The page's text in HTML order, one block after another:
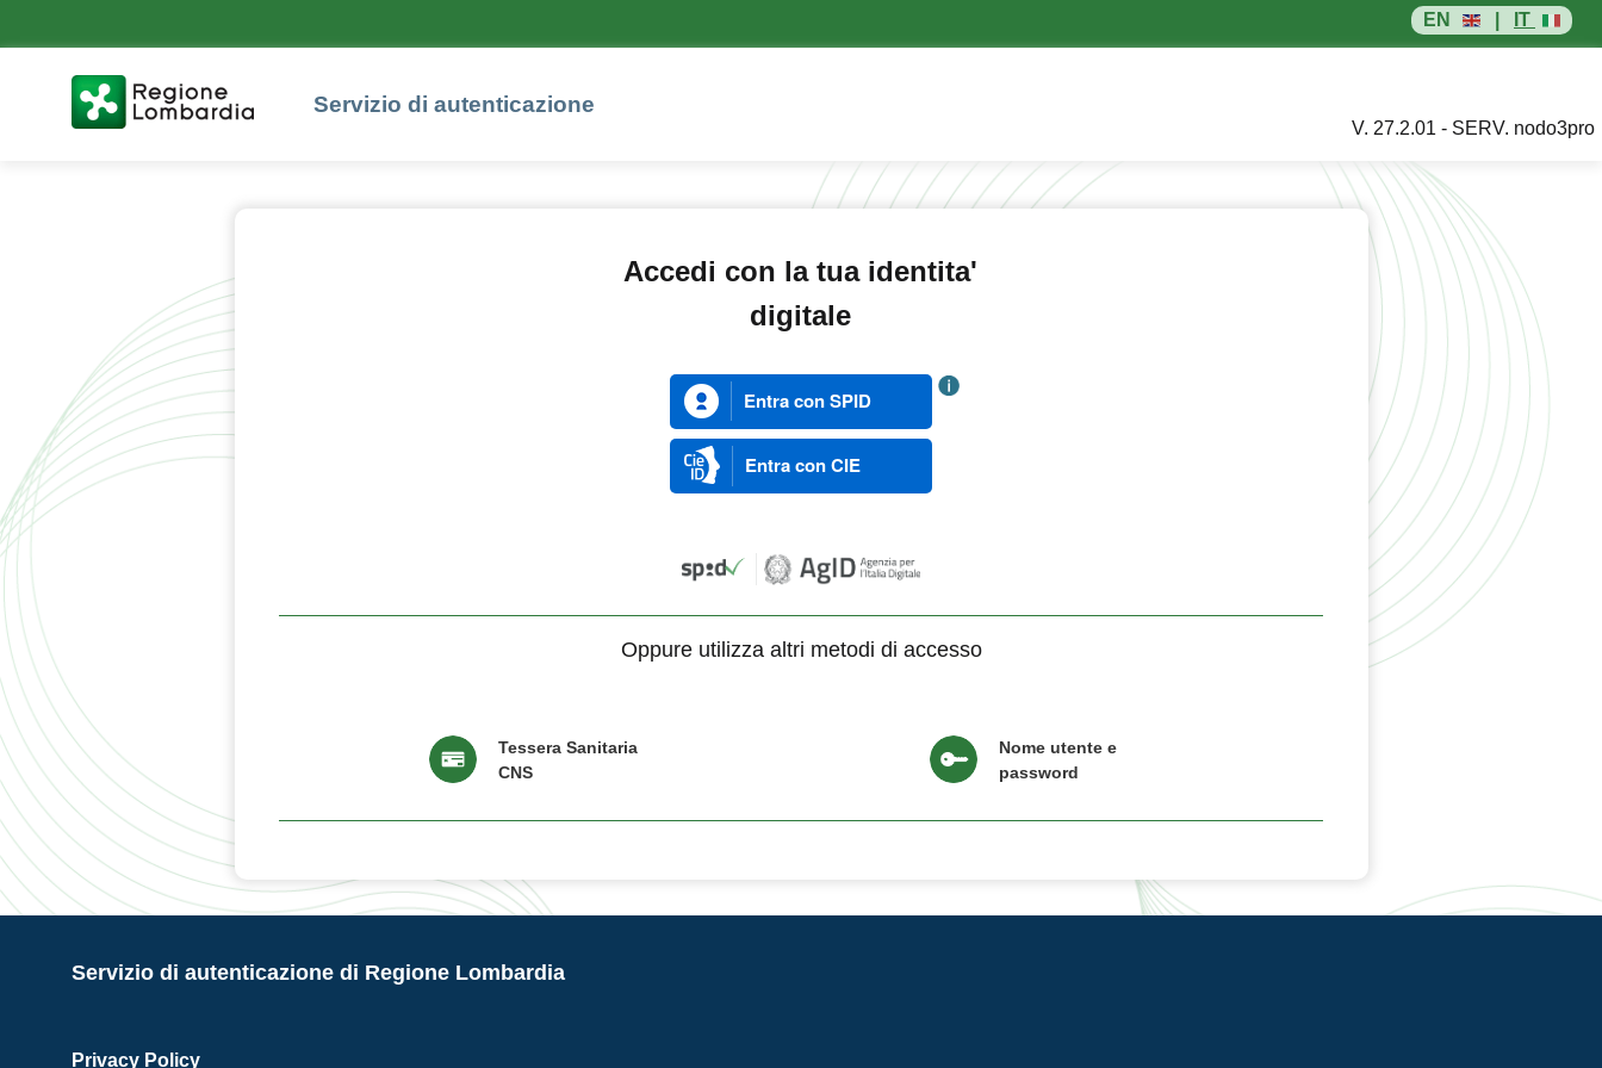
EN IT
Servizio di autenticazione
V. 27.2.01 - SERV. nodo3pro
Accedi con la tua identita'
digitale
Entra con SPID
Entra con CIE
Oppure utilizza altri metodi di accesso
Tessera Sanitaria
CNS
Nome utente e
password
Servizio di autenticazione di Regione Lombardia
Privacy Policy